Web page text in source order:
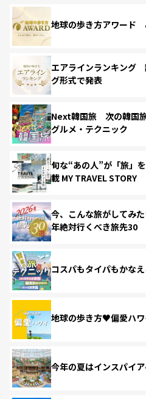
地球の歩き方アワード
エアラインランキング
グ形式で発表
Next韓国旅 次の韓国旅
グルメ・テクニック
旬な“あの人”が「旅」
載 MY TRAVEL STORY
今、こんな旅がしてみ
年絶対行くべき旅先30
コスパもタイパもかな
地球の歩き方♥偏愛ハワ
今年の夏はインスパイア